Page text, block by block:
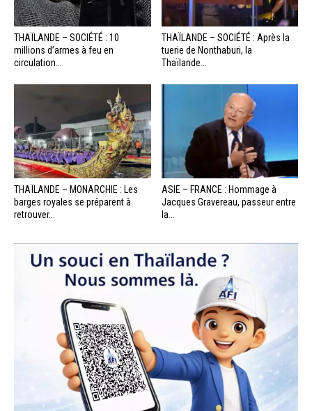
THAÏLANDE – SOCIÉTÉ : 10
millions d’armes à feu en
circulation...
THAÏLANDE – SOCIÉTÉ : Après la
tuerie de Nonthaburi, la
Thaïlande...
THAÏLANDE – MONARCHIE : Les
barges royales se préparent à
retrouver...
ASIE – FRANCE : Hommage à
Jacques Gravereau, passeur entre
la...